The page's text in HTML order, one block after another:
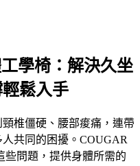
學椅：解決久坐
鬆入手
椎僵硬、腰部痠痛，連帶
共同的困擾。COUGAR
些問題，提供身體所需的